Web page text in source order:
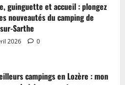
guinguette et accueil : plongez
nouveautés du camping de
Sarthe
2026 0
campings en Lozère : mon